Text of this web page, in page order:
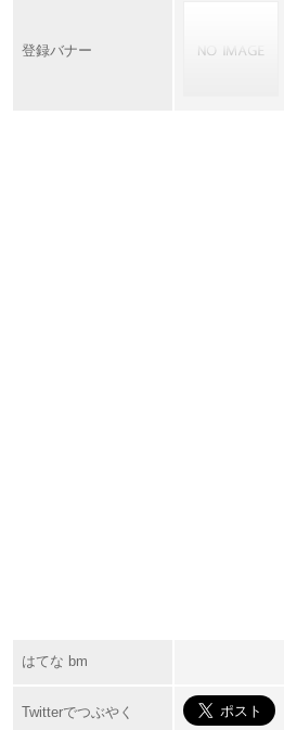
登録バナー
はてな bm
Twitterでつぶやく